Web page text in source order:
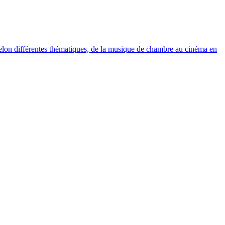
différentes thématiques, de la musique de chambre au cinéma en